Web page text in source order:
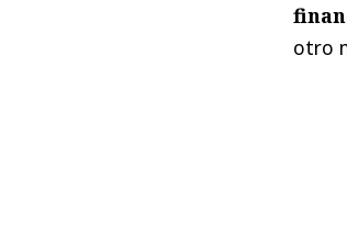
otro